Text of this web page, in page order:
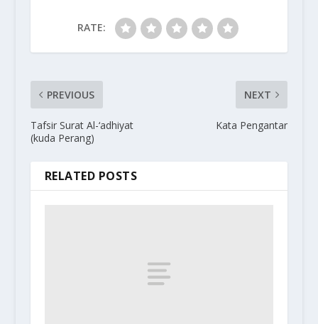
RATE:
PREVIOUS
Tafsir Surat Al-‘adhiyat
(kuda Perang)
NEXT
Kata Pengantar
RELATED POSTS